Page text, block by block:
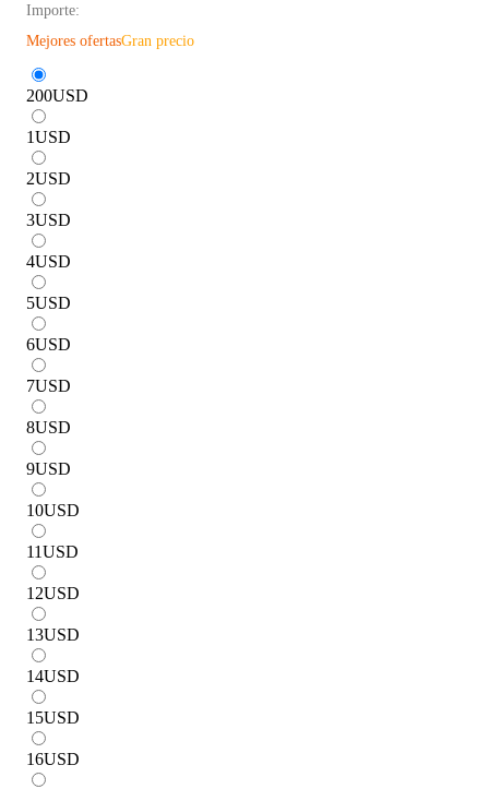
Importe:
Mejores ofertasGran precio
200USD
1USD
2USD
3USD
4USD
5USD
6USD
7USD
8USD
9USD
10USD
11USD
12USD
13USD
14USD
15USD
16USD